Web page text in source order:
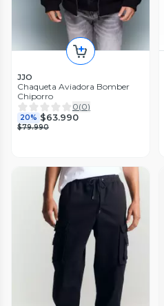
JJO
Chaqueta Aviadora Bomber
Chiporro
0(0)
20% $63.990
$79.990